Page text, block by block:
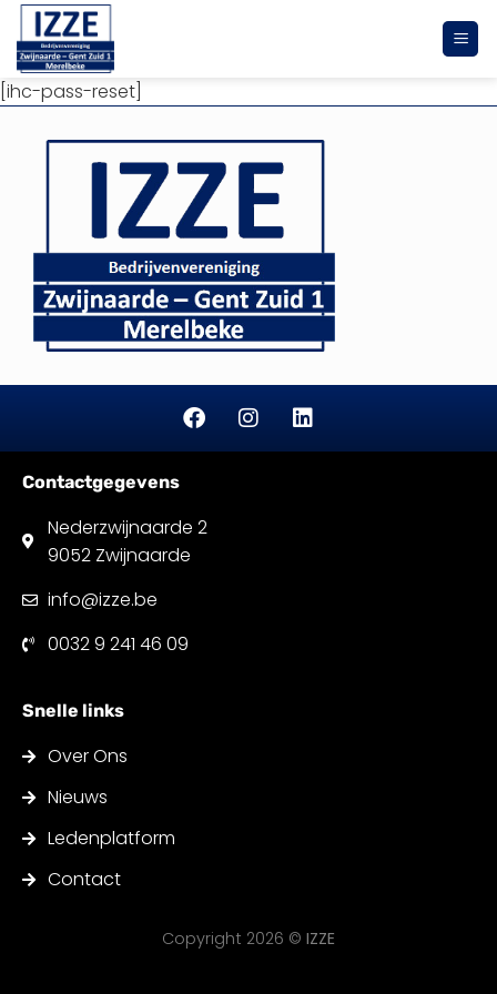
[ihc-pass-reset]
Contactgegevens
Nederzwijnaarde 2
9052 Zwijnaarde
info@izze.be
0032 9 241 46 09
Snelle links
Over Ons
Nieuws
Ledenplatform
Contact
Copyright 2026 © IZZE